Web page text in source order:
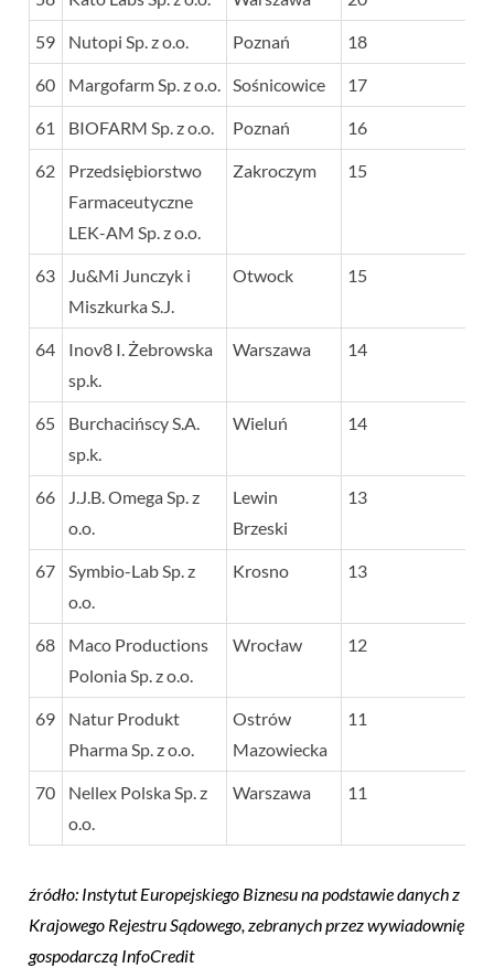
59 Nutopi Sp. z o.o. Poznań 18
60 Margofarm Sp. z o.o. Sośnicowice 17
61 BIOFARM Sp. z o.o. Poznań 16
62
Przedsiębiorstwo
Farmaceutyczne
LEK-AM Sp. z o.o.
Zakroczym 15
63
Ju&Mi Junczyk i
Miszkurka S.J.
Otwock 15
64
Inov8 I. Żebrowska
sp.k.
Warszawa 14
65
Burchacińscy S.A.
sp.k.
Wieluń 14
66
J.J.B. Omega Sp. z
o.o.
Lewin
Brzeski
13
67
Symbio-Lab Sp. z
o.o.
Krosno 13
68
Maco Productions
Polonia Sp. z o.o.
Wrocław 12
69
Natur Produkt
Pharma Sp. z o.o.
Ostrów
Mazowiecka
11
70
Nellex Polska Sp. z
o.o.
Warszawa 11
źródło: Instytut Europejskiego Biznesu na podstawie danych z
Krajowego Rejestru Sądowego, zebranych przez wywiadownię
gospodarczą InfoCredit